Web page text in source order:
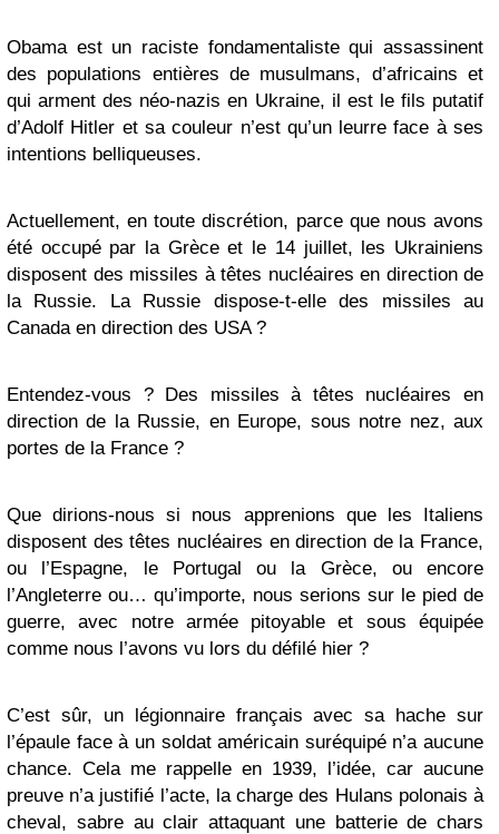
Obama est un raciste fondamentaliste qui assassinent
des populations entières de musulmans, d’africains et
qui arment des néo-nazis en Ukraine, il est le fils putatif
d’Adolf Hitler et sa couleur n’est qu’un leurre face à ses
intentions belliqueuses.
Actuellement, en toute discrétion, parce que nous avons
été occupé par la Grèce et le 14 juillet, les Ukrainiens
disposent des missiles à têtes nucléaires en direction de
la Russie. La Russie dispose-t-elle des missiles au
Canada en direction des USA ?
Entendez-vous ? Des missiles à têtes nucléaires en
direction de la Russie, en Europe, sous notre nez, aux
portes de la France ?
Que dirions-nous si nous apprenions que les Italiens
disposent des têtes nucléaires en direction de la France,
ou l’Espagne, le Portugal ou la Grèce, ou encore
l’Angleterre ou… qu’importe, nous serions sur le pied de
guerre, avec notre armée pitoyable et sous équipée
comme nous l’avons vu lors du défilé hier ?
C’est sûr, un légionnaire français avec sa hache sur
l’épaule face à un soldat américain suréquipé n’a aucune
chance. Cela me rappelle en 1939, l’idée, car aucune
preuve n’a justifié l’acte, la charge des Hulans polonais à
cheval, sabre au clair attaquant une batterie de chars